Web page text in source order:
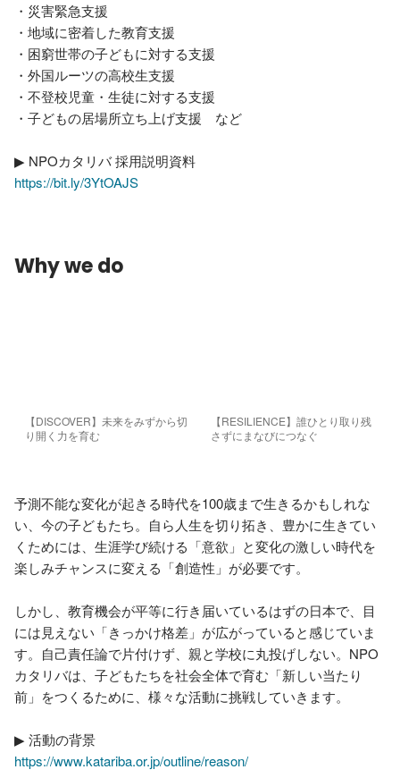
・災害緊急支援
・地域に密着した教育支援
・困窮世帯の子どもに対する支援
・外国ルーツの高校生支援
・不登校児童・生徒に対する支援
・子どもの居場所立ち上げ支援　など
https://bit.ly/3YtOAJS
Why we do
【DISCOVER】未来をみずから切
り開く力を育む
【RESILIENCE】誰ひとり取り残
さずにまなびにつなぐ
予測不能な変化が起きる時代を100歳まで生きるかもしれな
い、今の子どもたち。自ら人生を切り拓き、豊かに生きてい
くためには、生涯学び続ける「意欲」と変化の激しい時代を
楽しみチャンスに変える「創造性」が必要です。
しかし、教育機会が平等に行き届いているはずの日本で、目
には見えない「きっかけ格差」が広がっていると感じていま
す。自己責任論で片付けず、親と学校に丸投げしない。NPO
カタリバは、子どもたちを社会全体で育む「新しい当たり
前」をつくるために、様々な活動に挑戦していきます。
https://www.katariba.or.jp/outline/reason/